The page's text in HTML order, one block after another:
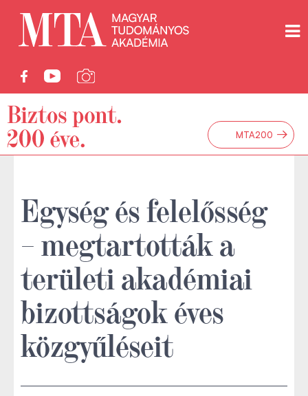
MTA200 →
Egység és felelősség
– megtartották a
területi akadémiai
bizottságok éves
közgyűléseit